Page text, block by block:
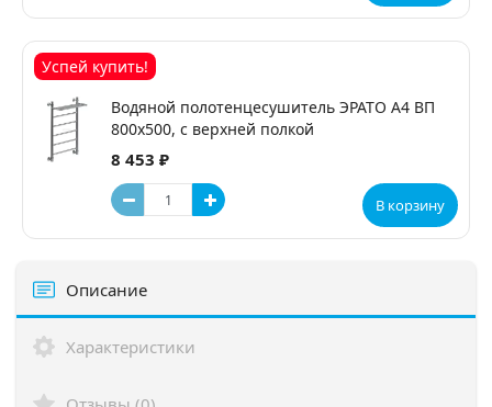
Успей купить!
Водяной полотенцесушитель ЭРАТО А4 ВП
800x500, с верхней полкой
8 453 ₽
В корзину
Описание
Характеристики